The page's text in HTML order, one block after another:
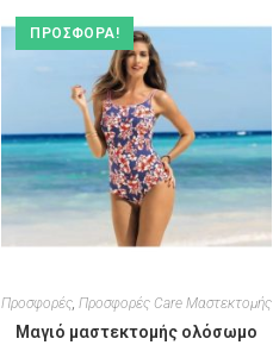
ΠΡΟΣΦΟΡΆ!
Προσφορές, Προσφορές Care Μαστεκτομής
Μαγιό μαστεκτομής ολόσωμο